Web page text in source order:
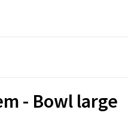
- Bowl large